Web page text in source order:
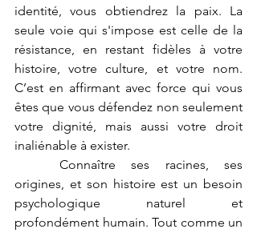
identité, vous obtiendrez la paix. La
seule voie qui s'impose est celle de la
résistance, en restant fidèles à votre
histoire, votre culture, et votre nom.
C’est en affirmant avec force qui vous
êtes que vous défendez non seulement
votre dignité, mais aussi votre droit
inaliénable à exister.
origines, et son histoire est un besoin
psychologique naturel et
profondément humain. Tout comme un